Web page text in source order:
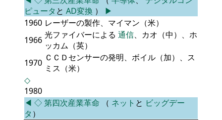
ピュータ と AD変換 ） ▶
1960 レーザーの製作、マイマン（米）
1966 光ファイバーによる 通信、カオ（中）、ホ
ッカム（英）
1970 ＣＣＤセンサーの発明、ボイル（加）、ス
ミス（米）
◇
1980
◀ ◇第四次産業革命 （ ネット と ビッグデー
タ ）